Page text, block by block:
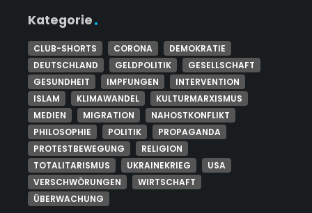
Kategorie
CLUB-SHORTS CORONA
DEMOKRATIE
DEUTSCHLAND
GELDPOLITIK
GESELLSCHAFT
GESUNDHEIT
IMPFUNGEN
INTERVENTION
ISLAM
KLIMAWANDEL
KULTURMARXISMUS
MEDIEN
MIGRATION
NAHOSTKONFLIKT
PHILOSOPHIE
POLITIK
PROPAGANDA
PROTESTBEWEGUNG
RELIGION
TOTALITARISMUS
UKRAINEKRIEG
USA
VERSCHWÖRUNGEN
WIRTSCHAFT
ÜBERWACHUNG